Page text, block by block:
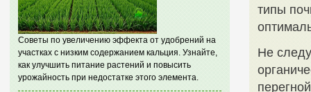
Советы по увеличению эффекта от удобрений на
участках с низким содержанием кальция. Узнайте,
как улучшить питание растений и повысить
урожайность при недостатке этого элемента.
типы
Не